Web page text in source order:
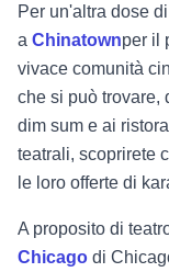
Per un'altra dose
a Chinatownper il
vivace comunità
che si può trovare,
dim sum e ai
teatrali, scoprirete
le loro offerte di
A proposito di
Chicago di